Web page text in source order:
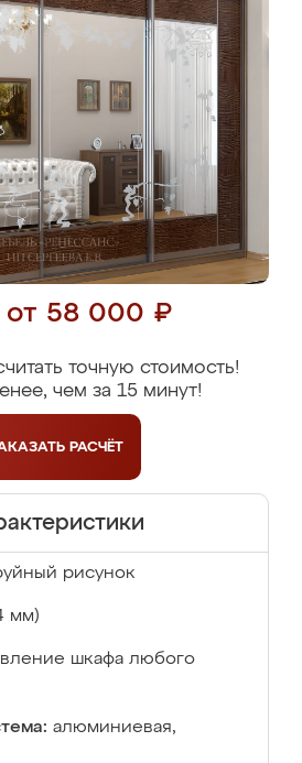
от 58 000 ₽
точную стоимость!
чем за 15 минут!
РАСЧЁТ
рисунок
мм)
шкафа любого
алюминиевая,